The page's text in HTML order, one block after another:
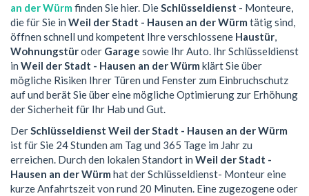
an der Würm finden Sie hier. DieSchlüsseldienst - Monteure,
die für Sie in Weil der Stadt - Hausen an der Würm tätig sind,
öffnen schnell und kompetent Ihre verschlossene Haustür,
Wohnungstüroder Garage sowie Ihr Auto. Ihr Schlüsseldienst
in Weil der Stadt - Hausen an der Würm klärt Sie über
mögliche Risiken Ihrer Türen und Fenster zum Einbruchschutz
auf und berät Sie über eine mögliche Optimierung zur Erhöhung
der Sicherheit für Ihr Hab und Gut.
DerSchlüsseldienst Weil der Stadt - Hausen an der Würm
ist für Sie 24 Stunden am Tag und 365 Tage im Jahr zu
erreichen. Durch den lokalen Standort in Weil der Stadt -
Hausen an der Würm hat der Schlüsseldienst- Monteur eine
kurze Anfahrtszeit von rund 20 Minuten. Eine zugezogene oder